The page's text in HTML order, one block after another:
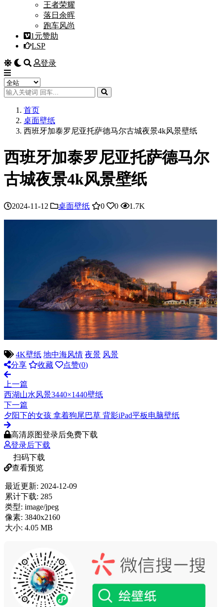
王者荣耀
落日余晖
跑车风尚
1元赞助
LSP
登录
首页
桌面壁纸
西班牙加泰罗尼亚托萨德马尔古城夜景4k风景壁纸
西班牙加泰罗尼亚托萨德马尔
古城夜景4k风景壁纸
2024-11-12 桌面壁纸 0 0 1.7K
4K壁纸 地中海风情 夜景 风景
分享
收藏 点赞(0)
上一篇
西湖山水风景3440×1440壁纸
下一篇
夕阳下的女孩 拿着狗尾巴草 背影iPad平板电脑壁纸
高清原图登录后免费下载
登录后下载
扫码下载
查看预览
最近更新: 2024-12-09
累计下载: 285
类型: image/jpeg
像素: 3840x2160
大小: 4.05 MB